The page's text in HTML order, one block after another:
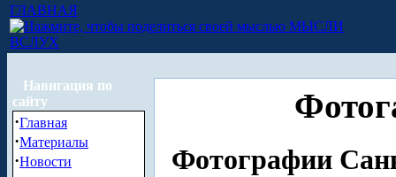
ГЛАВНАЯ
МЫСЛИ
ВСЛУХ
Навигация по
сайту
·Главная
·Материалы
·Новости Фотографии